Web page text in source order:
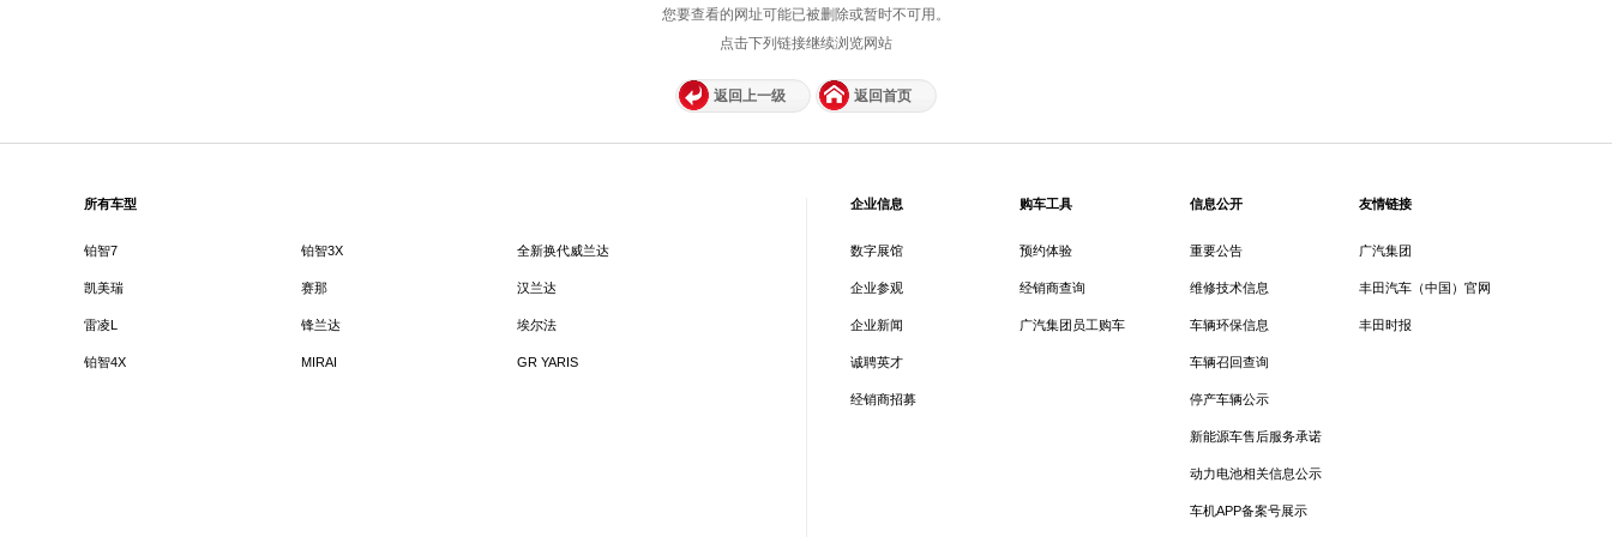
您要查看的网址可能已被删除或暂时不可用。
点击下列链接继续浏览网站
返回上一级 返回首页
所有车型
铂智7 铂智3X 全新换代威兰达
凯美瑞 赛那 汉兰达
雷凌L 锋兰达 埃尔法
铂智4X MIRAI GR YARIS
企业信息
数字展馆
企业参观
企业新闻
诚聘英才
经销商招募
购车工具
预约体验
经销商查询
广汽集团员工购车
信息公开
重要公告
维修技术信息
车辆环保信息
车辆召回查询
停产车辆公示
新能源车售后服务承诺
动力电池相关信息公示
车机APP备案号展示
友情链接
广汽集团
丰田汽车（中国）官网
丰田时报